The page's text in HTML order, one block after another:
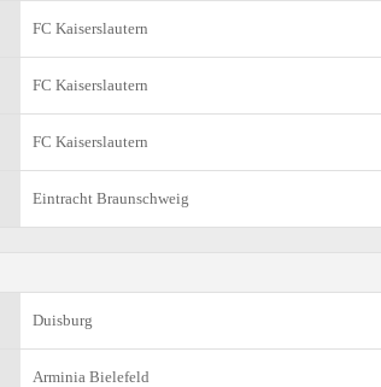
FC Kaiserslautern
FC Kaiserslautern
FC Kaiserslautern
Eintracht Braunschweig
Duisburg
Arminia Bielefeld